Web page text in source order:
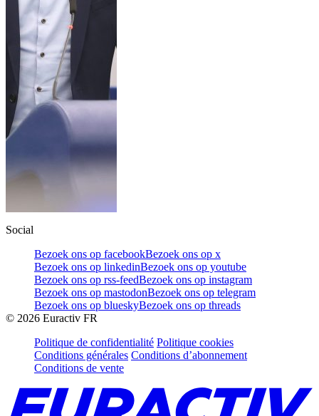
Social
Bezoek ons op facebookBezoek ons op x
Bezoek ons op linkedinBezoek ons op youtube
Bezoek ons op rss-feedBezoek ons op instagram
Bezoek ons op mastodonBezoek ons op telegram
Bezoek ons op blueskyBezoek ons op threads
© 2026 Euractiv FR
Politique de confidentialité Politique cookies
Conditions générales Conditions d’abonnement
Conditions de vente